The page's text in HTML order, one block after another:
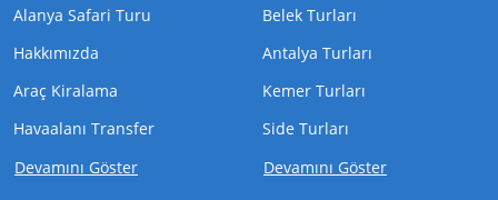
Alanya Safari Turu
Hakkımızda
Araç Kiralama
Havaalanı Transfer
Devamını Göster
Belek Turları
Antalya Turları
Kemer Turları
Side Turları
Devamını Göster